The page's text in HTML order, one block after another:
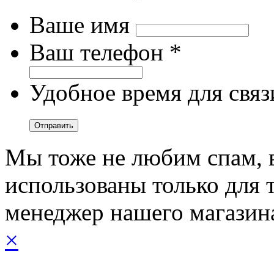
Ваше имя
Ваш телефон *
Удобное время для
Мы тоже не любим спам,
использованы только для
менеджер нашего
×